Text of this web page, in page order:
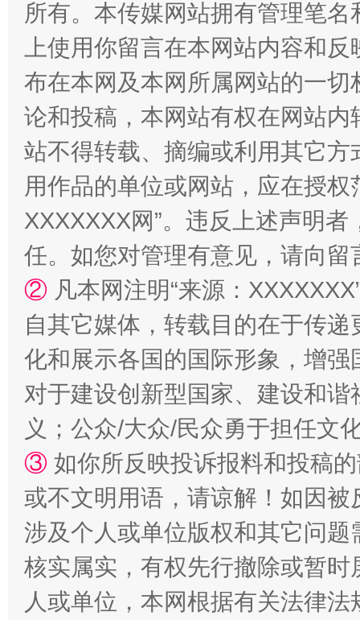
漫山遍野的桃花与雪山、麦地、白藏房 除
招工难、用工荒背后
网上购药对药下症？
所有。本传媒网站拥有管理笔
上使用你留言在本网站内容和
布在本网及本网所属网站的一
论和投稿，本网站有权在网站
站不得转载、摘编或利用其它
用作品的单位或网站，应在授
XXXXXXX网”。违反上述声明
任。如您对管理有意见，请向
② 凡本网注明“来源：
自其它媒体，转载目的在于传
化和展示各国的国际形象，增
对于建设创新型国家、建设和
义；公众/大众/民众勇于担任文
③ 如你所反映投诉报料和投稿
或不文明用语，请谅解！如因
涉及个人或单位版权和其它问题
核实属实，有权先行撤除或暂
人或单位，本网根据有关法律